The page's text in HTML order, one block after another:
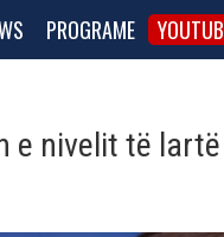
PROGRAME
e nivelit të